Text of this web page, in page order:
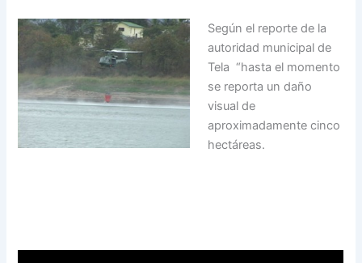
Según el reporte de la
autoridad municipal de
Tela “hasta el momento
se reporta un daño
visual de
aproximadamente cinco
hectáreas.